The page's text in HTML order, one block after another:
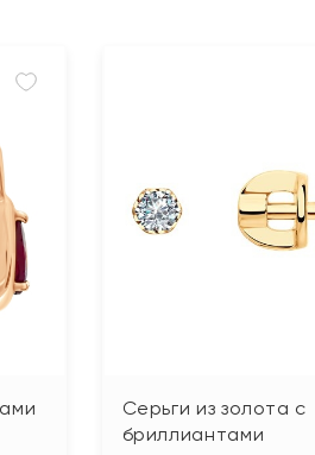
Серьги из золота с
бриллиантами